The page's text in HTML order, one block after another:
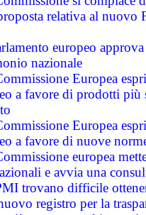
relativa al nuovo
europeo
nazionale
Europea
a favore di prodotti
Europea
a favore di nuove
europea
e avvia una
trovano difficile
registro per la